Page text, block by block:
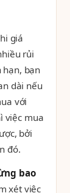
giá
rủi
hạn, bạn
dài nếu
với
việc mua
bởi
đó.
bao
xét việc